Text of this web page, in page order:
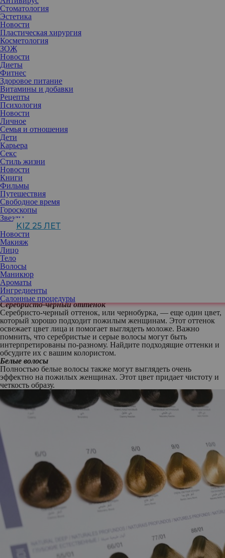
Стоматология
Эстетика
Новости
Пластическая хирургия
Косметология
ЗОЖ
Новости
Диеты
Фитнес
Здоровое питание
Витамины и добавки
Рецепты
Психология
Новости
Личное
Семья и отношения
Дети
Карьера
Секс
Стиль жизни
Новости
Книги
Фильмы
Путешествия
Свободное время
Гороскопы
Звезды
KIZ 25 ЛЕТ
Новости
Макияж
Лицо
Тело
Волосы
Маникюр
Ароматы
Ингредиенты
Салонные процедуры
Хотите подчеркнуть свою индивидуальность и освежить образ?
Расскажем о подходящих цветах волос для женщин после 40,
которые помогут вам в этом.
После 40 лет многие женщины начинают пересматривать свои
косметические процедуры. Это связано с тем, что кожа меняется
и нуждается в новых продуктах и методах ухода. Некоторые
также обновляют свой макияж, чтобы соответствовать новым
требованиям кожи. Подробнее об этом мы писали в двух статьях
про макияж губи
Вот несколько советов по выбору цветов волос, которые
подойдут женщинам старше 40
Выбор цвета волос
Серебристый и белый оттенки
Старение может вызывать у женщин неуверенность в своих
седых или белых волосах. Однако эти цвета могут выглядеть
очень стильно. Они придают объем и яркость образу. Например,
добавление бликов или мелирования может сделать образ
освежающим и модным.
Серебристо-черный оттенок
Серебристо-черный оттенок, или чернобурка, — еще один цвет,
который хорошо подходит пожилым женщинам. Этот оттенок
освежает цвет лица и помогает выглядеть моложе. Важно
помнить, что серебристые и серые волосы могут быть
интерпретированы по-разному. Найдите подходящие оттенки и
обсудите их с вашим колористом.
Белые волосы
Полностью белые волосы также могут выглядеть очень
эффектно на пожилых женщинах. Этот цвет придает чистоту и
четкость образу.